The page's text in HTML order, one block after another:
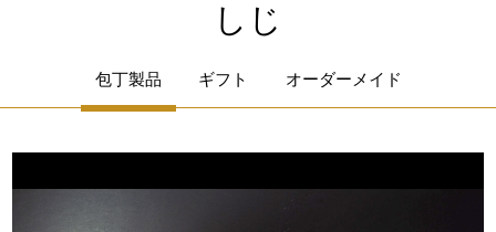
しじ
包丁製品 ギフト オーダーメイド